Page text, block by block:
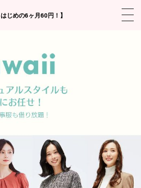
じめの6ヶ月60円！】